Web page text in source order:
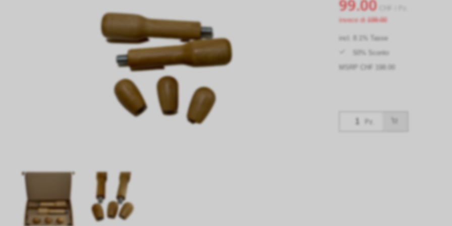
99.00
invece di 198.00
incl. 8.1% Tasse
50% Sconto
MSRP CHF 198.00
Pz.